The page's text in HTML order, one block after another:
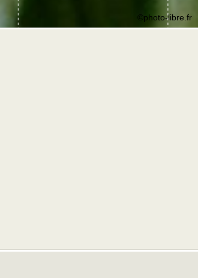
©photo-libre.fr